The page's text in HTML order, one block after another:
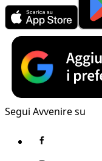
Segui Avvenire su